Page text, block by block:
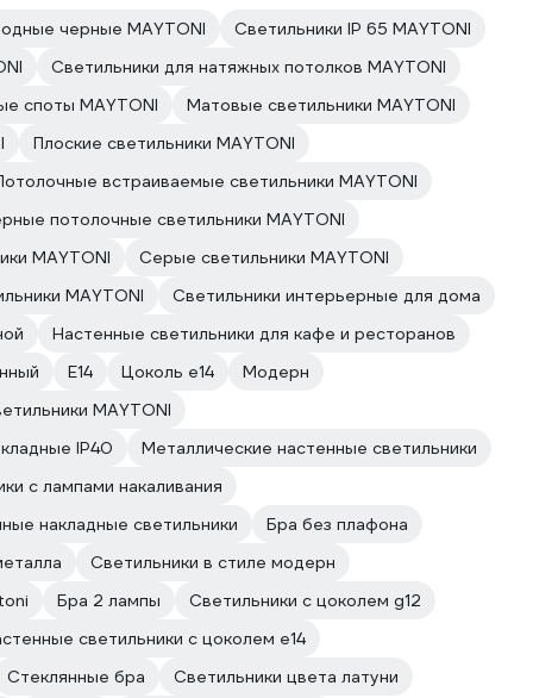
черные MAYTONI
Светильники IP 65 MAYTONI
Светильники для натяжных потолков MAYTONI
споты MAYTONI
Матовые светильники MAYTONI
Плоские светильники MAYTONI
встраиваемые светильники MAYTONI
потолочные светильники MAYTONI
MAYTONI
Серые светильники MAYTONI
MAYTONI
Светильники интерьерные для дома
Настенные светильники для кафе и ресторанов
E14 Цоколь e14
Модерн
MAYTONI
IP40
Металлические настенные светильники
с лампами накаливания
накладные светильники
Бра без плафона
Светильники в стиле модерн
Бра 2 лампы
Светильники с цоколем g12
светильники с цоколем e14
Стеклянные бра
Светильники цвета латуни